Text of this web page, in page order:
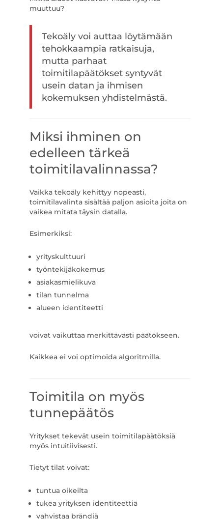
muuttuu?
Tekoäly voi auttaa löytämään
tehokkaampia ratkaisuja,
mutta parhaat
toimitilapäätökset syntyvät
usein datan ja ihmisen
kokemuksen yhdistelmästä.
Miksi ihminen on
edelleen tärkeä
toimitilavalinnassa?
Vaikka tekoäly kehittyy nopeasti,
toimitilavalinta sisältää paljon asioita joita on
vaikea mitata täysin datalla.
Esimerkiksi:
yrityskulttuuri
työntekijäkokemus
asiakasmielikuva
tilan tunnelma
alueen identiteetti
voivat vaikuttaa merkittävästi päätökseen.
Kaikkea ei voi optimoida algoritmilla.
Toimitila on myös
tunnepäätös
Yritykset tekevät usein toimitilapäätöksiä
myös intuitiivisesti.
Tietyt tilat voivat:
tuntua oikeilta
tukea yrityksen identiteettiä
vahvistaa brändiä